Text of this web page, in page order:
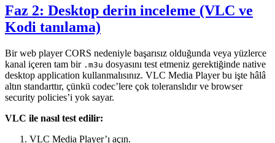
Faz 2: Desktop derin inceleme (VLC ve
Kodi tanılama)
Bir web player CORS nedeniyle başarısız olduğunda veya yüzlerce
kanal içeren tam bir .m3u dosyasını test etmeniz gerektiğinde native
desktop application kullanmalısınız. VLC Media Player bu işte hâlâ
altın standarttır, çünkü codec’lere çok toleranslıdır ve browser
security policies’i yok sayar.
VLC ile nasıl test edilir:
VLC Media Player’ı açın.